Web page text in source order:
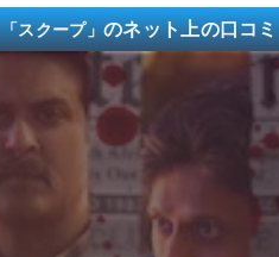
「スクープ」のネット上の口コミ